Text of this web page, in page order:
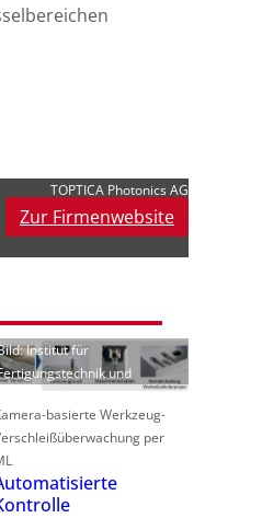
TOPTICA Photonics AG
Zur Firmenwebsite
Institut für
und
basierte Werkzeug-
per